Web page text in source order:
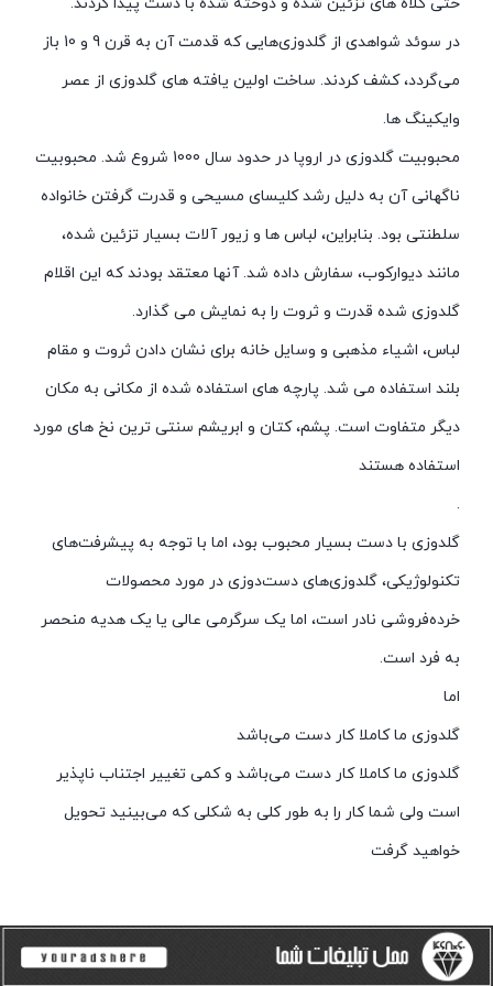
در سوئد شواهدی از گلدوزی‌هایی که قدمت آن به قرن 9 و 10 باز
می‌گردد، کشف کردند. ساخت اولین یافته های گلدوزی از عصر
وایکینگ ها.
محبوبیت گلدوزی در اروپا در حدود سال 1000 شروع شد. محبوبیت
ناگهانی آن به دلیل رشد کلیسای مسیحی و قدرت گرفتن خانواده
سلطنتی بود. بنابراین، لباس ها و زیور آلات بسیار تزئین شده،
مانند دیوارکوب، سفارش داده شد. آنها معتقد بودند که این اقلام
گلدوزی شده قدرت و ثروت را به نمایش می گذارد.
لباس، اشیاء مذهبی و وسایل خانه برای نشان دادن ثروت و مقام
بلند استفاده می شد. پارچه های استفاده شده از مکانی به مکان
دیگر متفاوت است. پشم، کتان و ابریشم سنتی ترین نخ های مورد
استفاده هستند
.
گلدوزی با دست بسیار محبوب بود، اما با توجه به پیشرفت‌های
تکنولوژیکی، گلدوزی‌های دست‌دوزی در مورد محصولات
خرده‌فروشی نادر است، اما یک سرگرمی عالی یا یک هدیه منحصر
به فرد است.
اما
گلدوزی ما کاملا کار دست می‌باشد
گلدوزی ما کاملا کار دست می‌باشد و کمی تغییر اجتناب ناپذیر
است ولی شما کار را به طور کلی به شکلی که می‌بینید تحویل
خواهید گرفت